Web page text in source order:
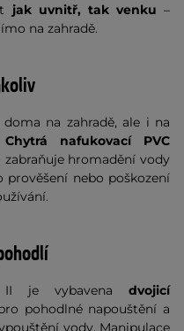
jak uvnitř, tak venku –
na zahradě.
na zahradě, ale i na
Chytrá nafukovací PVC
hromadění vody
nebo poškození
II je vybavena dvojicí
pohodlné napouštění a
vody. Manipulace